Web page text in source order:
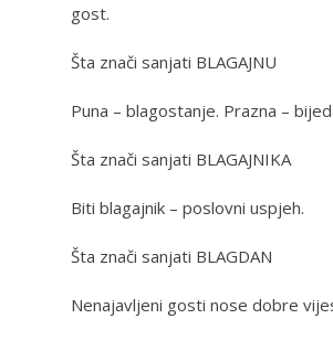
gost.
Šta znači sanjati BLAGAJNU
Puna – blagostanje. Prazna –
Šta znači sanjati BLAGAJNIKA
Biti blagajnik – poslovni uspjeh.
Šta znači sanjati BLAGDAN
Nenajavljeni gosti nose dobre